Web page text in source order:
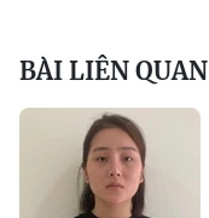
BÀI LIÊN QUAN